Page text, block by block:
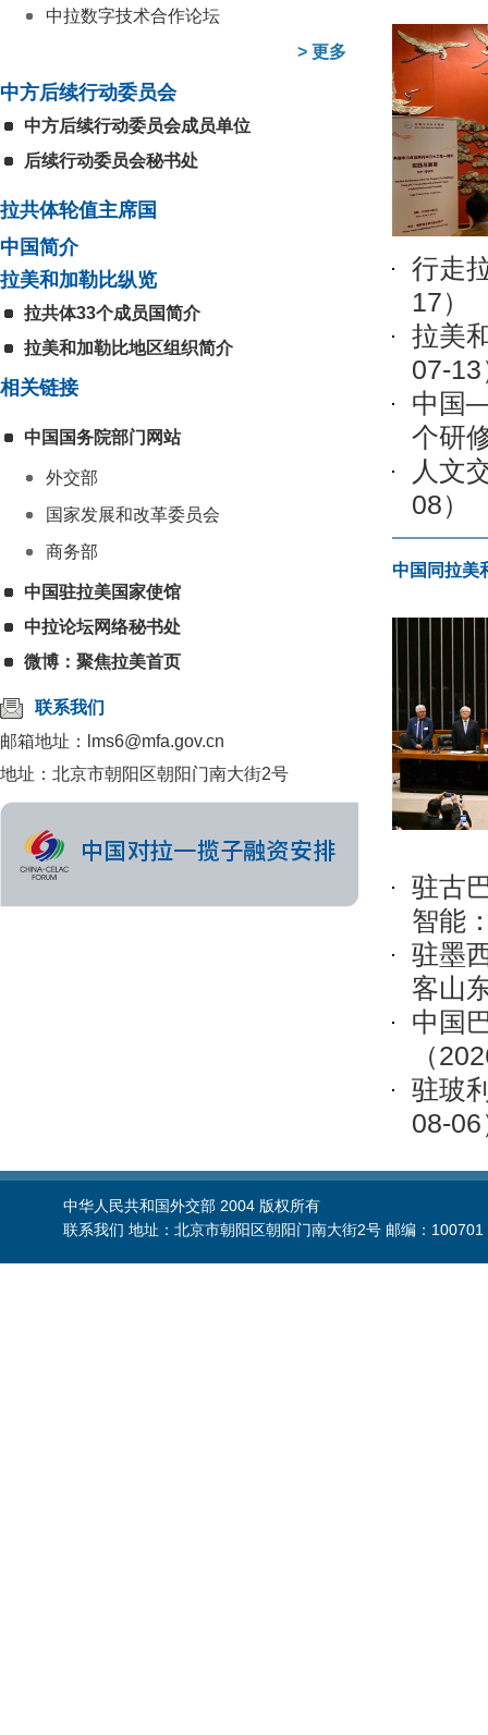
中拉数字技术合作论坛
> 更多
中方后续行动委员会
中方后续行动委员会成员单位
后续行动委员会秘书处
拉共体轮值主席国
中国简介
拉美和加勒比纵览
拉共体33个成员国简介
拉美和加勒比地区组织简介
相关链接
中国国务院部门网站
外交部
国家发展和改革委员会
商务部
中国驻拉美国家使馆
中拉论坛网络秘书处
微博：聚焦拉美首页
联系我们
邮箱地址：lms6@mfa.gov.cn
地址：北京市朝阳区朝阳门南大街2号
行走
17）
拉美
07-13
中国
个研
人文
08）
中国同拉美
驻古
智能
驻墨
客山
中国
（
驻玻
08-06
中华人民共和国外交部 2004 版权所有
联系我们 地址：北京市朝阳区朝阳门南大街2号 邮编：